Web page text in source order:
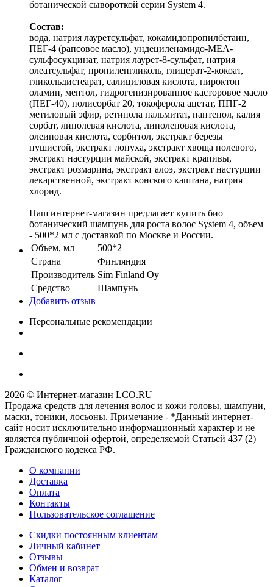
ботанической сывороткой серии System 4.
Состав:
вода, натрия лауретсульфат, кокамидопропилбетаин,
ПЕГ-4 (рапсовое масло), ундециленамидо-МЕА-
сульфосукцинат, натрия лаурет-8-сульфат, натрия
олеатсульфат, пропиленгликоль, глицерат-2-кокоат,
гликольдистеарат, салициловая кислота, пироктон
оламин, ментол, гидрогенизированное касторовое масло
(ПЕГ-40), полисорбат 20, токоферола ацетат, ППГ-2
метиловый эфир, ретинола пальмитат, пантенол, калия
сорбат, линолевая кислота, линоленовая кислота,
олеиновая кислота, сорбитол, экстракт березы
пушистой, экстракт лопуха, экстракт хвоща полевого,
экстракт настурции майской, экстракт крапивы,
экстракт розмарина, экстракт алоэ, экстракт настурции
лекарственной, экстракт конского каштана, натрия
хлорид.
Наш интернет-магазин предлагает купить био
ботанический шампунь для роста волос System 4, объем
- 500*2 мл с доставкой по Москве и России.
Объем, мл
500*2
Страна
Финляндия
Производитель Sim Finland Oy
Средство
Шампунь
Добавить отзыв
Персональные рекомендации
2026 © Интернет-магазин LCO.RU
Продажа средств для лечения волос и кожи головы, шампуни,
маски, тоники, лосьоны. Примечание - *Данный интернет-
сайт носит исключительно информационный характер и не
является публичной офертой, определяемой Статьей 437 (2)
Гражданского кодекса РФ.
О компании
Доставка
Оплата
Контакты
Пользовательское соглашение
Скидки постоянным клиентам
Личный кабинет
Отзывы
Обмен и возврат
Каталог